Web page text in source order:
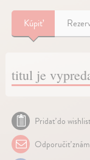
Kúpiť
titul je
Pridať do
Odporučiť